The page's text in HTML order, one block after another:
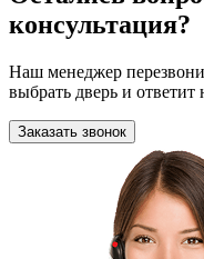
консультация?
Наш менеджер
выбрать дверь и
Заказать звонок